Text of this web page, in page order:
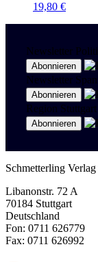
19,80 €
Newsletter
Newsletter
Region Stuttgart
Schmetterling
Libanonstr. 72 A
70184 Stuttgart
Deutschland
Fon: 0711 626779
Fax: 0711 626992